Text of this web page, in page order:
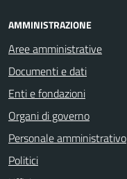
AMMINISTRAZIONE
Aree amministrative
Documenti e dati
Enti e fondazioni
Organi di governo
Personale amministrativo
Politici